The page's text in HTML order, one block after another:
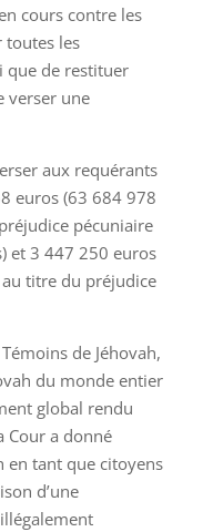
cours contre les
toutes les
que de restituer
verser une
aux requérants
euros (63 684 978
pécuniaire
et 3 447 250 euros
titre du préjudice
de Jéhovah,
du monde entier
global rendu
Cour a donné
en tant que citoyens
d’une